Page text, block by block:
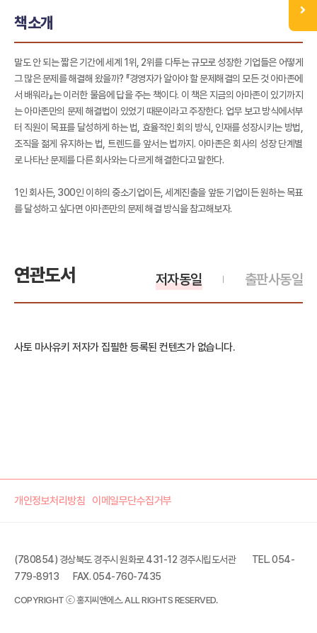
책소개
말도 안 되는 짧은 기간에 세계 1위, 2위를 다투는 규모로 성장한 기업들은 어떻게
그 많은 문제를 해결해 왔을까? 『경영자가 알아야 할 문제해결의 모든 것 아마존에
서 배워라』는 이러한 물음에 답을 주는 책이다. 이 책은 지금의 아마존이 있기까지
는 아마존만의 문제 해결법이 있었기 때문이라고 주장한다. 업무 보고 방식에서부
터 직원이 목표를 달성하게 하는 법, 효율적인 회의 방식, 인재를 성장시키는 방법,
조직을 젊게 유지하는 법, 트렌드를 앞서는 법까지. 아마존은 회사의 성장 단계별
로 나타난 문제를 다른 회사와는 다르게 해결한다고 말한다.
1인 회사든, 300인 이하의 중소기업이든, 세계진출을 앞둔 기업이든 원하는 목표
를 달성하고 싶다면 아마존만의 문제 해결 방식을 참고해보자.
연관도서 출판사동일
저자동일
사토 마사유키 저자가 집필한 등록된 컨텐츠가 없습니다.
개인정보처리방침 이메일무단수집거부
(780854) 경상북도 경주시 원화로 431-12 경주시립도서관
TEL. 054-
779-8913
FAX. 054-760-7435
COPYRIGHT ⓒ 홍지씨앤에스. ALL RIGHTS RESERVED.